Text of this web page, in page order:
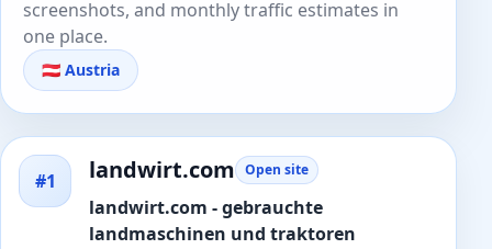
screenshots, and monthly traffic estimates in
one place.
🇦🇹 Austria
#1 landwirt.com Open site
landwirt.com - gebrauchte
landmaschinen und traktoren